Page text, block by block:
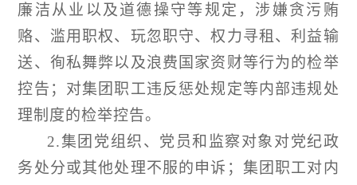
廉洁从业以及道德操守等规定，涉嫌贪污贿
赂、滥用职权、玩忽职守、权力寻租、利益输
送、徇私舞弊以及浪费国家资财等行为的检举
控告；对集团职工违反惩处规定等内部违规处
理制度的检举控告。
2.集团 党组织、党员和监察对象对党纪政
务处分或其他处理不服的申诉；集团职工对内